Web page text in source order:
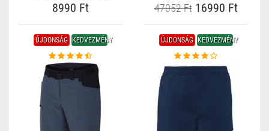
8990 Ft 47052 Ft16990 Ft
ÚJDONSÁG KEDVEZMÉNY ÚJDONSÁG KEDVEZMÉNY